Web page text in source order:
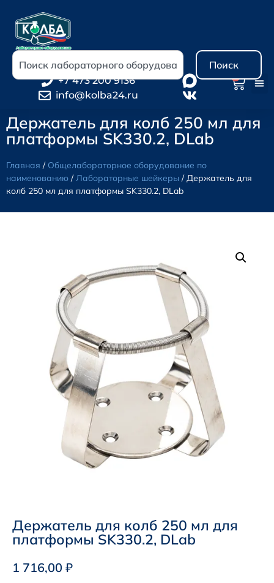
Поиск
+7 473 200 9136
info@kolba24.ru
Держатель для колб 250 мл для
платформы SK330.2, DLab
Главная / Общелабораторное оборудование по
наименованию /Лабораторные шейкеры / Держатель для
колб 250 мл для платформы SK330.2, DLab
Держатель для колб 250 мл для
платформы SK330.2, DLab
1 716,00 ₽